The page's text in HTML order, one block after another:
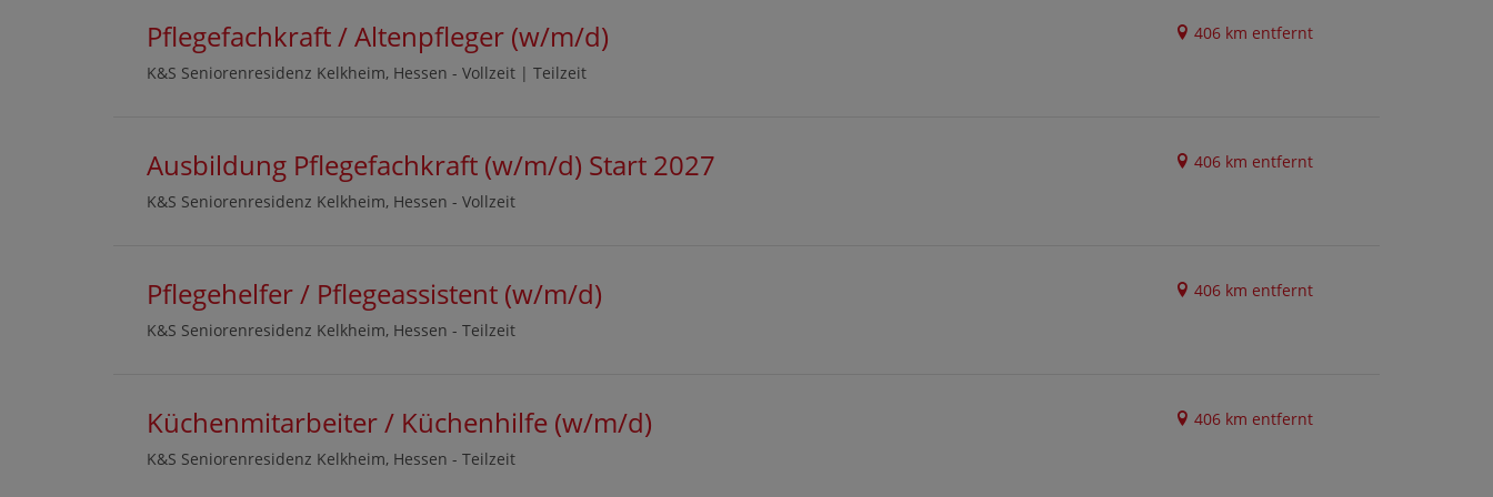
Pflegefachkraft / Altenpfleger (w/m/d)
K&S Seniorenresidenz Kelkheim, Hessen - Vollzeit | Teilzeit
406 km entfernt
Ausbildung Pflegefachkraft (w/m/d) Start 2027
K&S Seniorenresidenz Kelkheim, Hessen - Vollzeit
406 km entfernt
Pflegehelfer / Pflegeassistent (w/m/d)
K&S Seniorenresidenz Kelkheim, Hessen - Teilzeit
406 km entfernt
Küchenmitarbeiter / Küchenhilfe (w/m/d)
K&S Seniorenresidenz Kelkheim, Hessen - Teilzeit
406 km entfernt